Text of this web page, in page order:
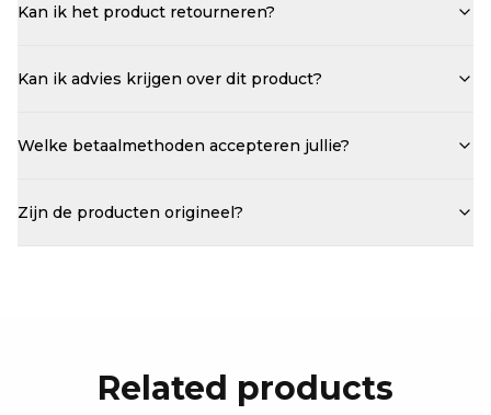
Kan ik het product retourneren?
Kan ik advies krijgen over dit product?
Welke betaalmethoden accepteren jullie?
Zijn de producten origineel?
Related products